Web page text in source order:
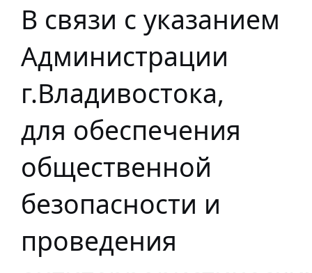
В связи с указанием
Администрации
г.Владивостока,
для обеспечения
общественной
безопасности и
проведения